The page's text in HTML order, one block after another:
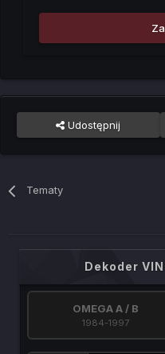
Udostępnij
Tematy
Dekoder
OMEGA A / B
1984-1997